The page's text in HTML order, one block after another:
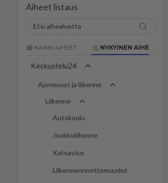
Aiheet listaus
KAIKKI AIHEET NYKYINEN AIHE
Keskustelu24
Ajoneuvot ja liikenne
Liikenne
Autokoulu
Joukkoliikenne
Katsastus
Liikenneonnettomuudet